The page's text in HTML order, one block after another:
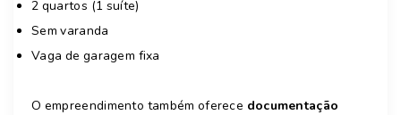
2 quartos (1 suíte)
Sem varanda
Vaga de garagem fixa
O empreendimento também oferece documentação